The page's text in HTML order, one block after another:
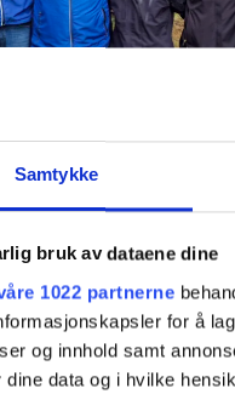
Samtykke
bruk av dataene dine
1022 partnerne
for å
og innhold samt
dine data og i hvilke
til å følge